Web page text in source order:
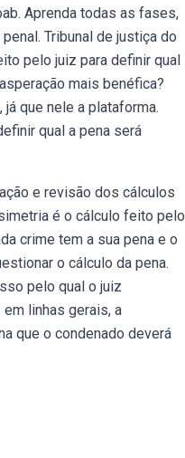
Aprenda todas as fases,
Tribunal de justiça do
pelo juiz para definir qual
mais benéfica?
que nele a plataforma.
qual a pena será
e revisão dos cálculos
é o cálculo feito pelo
crime tem a sua pena e o
o cálculo da pena.
pelo qual o juiz
linhas gerais, a
que o condenado deverá